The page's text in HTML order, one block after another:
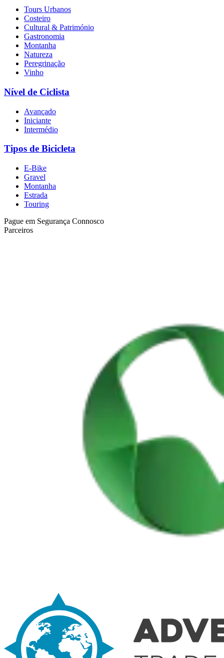
Costa da Prata: Porto a Coimbra biketour
Tour pelo Minho de Bicicleta - Top Bike Tours
7 Dias|
Tours Urbanos
Costeiro
Cultural & Património
Gastronomia
Montanha
Natureza
Peregrinação
Vinho
Nível de Ciclista
Avançado
Iniciante
Intermédio
Tipos de Bicicleta
E-Bike
Gravel
Montanha
Estrada
Touring
Pague em Segurança Connosco
Parceiros